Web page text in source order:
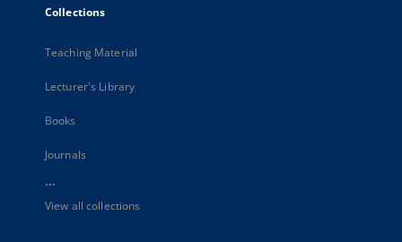
Collections
Teaching Material
Lecturer's Library
Books
Journals
...
View all collections